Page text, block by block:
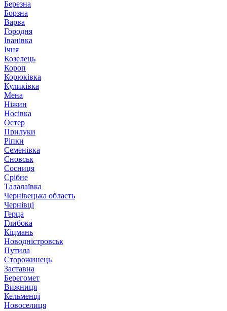
Березна
Борзна
Варва
Городня
Іванівка
Ічня
Козелець
Короп
Корюківка
Куликівка
Мена
Ніжин
Носівка
Остер
Прилуки
Ріпки
Семенівка
Сновськ
Сосниця
Срібне
Талалаївка
Чернівецька область
Чернівці
Герца
Глибока
Кіцмань
Новодністровськ
Путила
Сторожинець
Заставна
Берегомет
Вижниця
Кельменці
Новоселиця